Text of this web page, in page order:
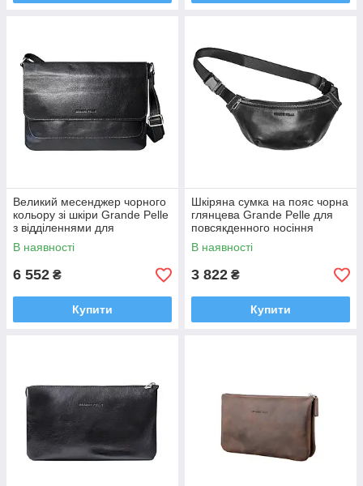
Великий месенджер чорного
кольору зі шкіри Grande Pelle
з відділеннями для
документів, телефона,
гаманця
В наявності
6 552 ₴
Купити
Шкіряна сумка на пояс чорна
глянцева Grande Pelle для
повсякденного носіння
В наявності
3 822 ₴
Купити